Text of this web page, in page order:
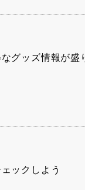
グッズ情報が盛
ックしよう